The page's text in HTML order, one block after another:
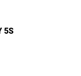
5S